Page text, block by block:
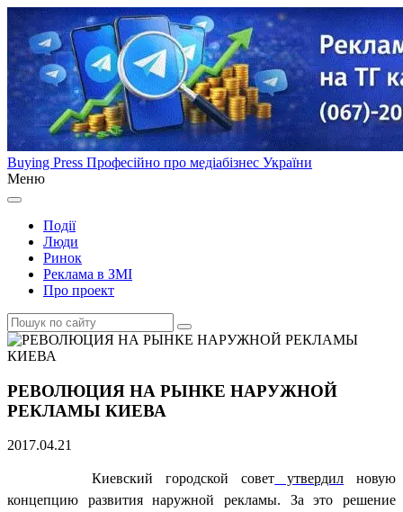
Buying Press Професійно про медіабізнес України
Меню
Події
Люди
Ринок
Реклама в ЗМІ
Про проект
РЕВОЛЮЦИЯ НА РЫНКЕ НАРУЖНОЙ
РЕКЛАМЫ КИЕВА
2017.04.21
Киевский городской совет утвердил новую
концепцию развития наружной рекламы. За это решение